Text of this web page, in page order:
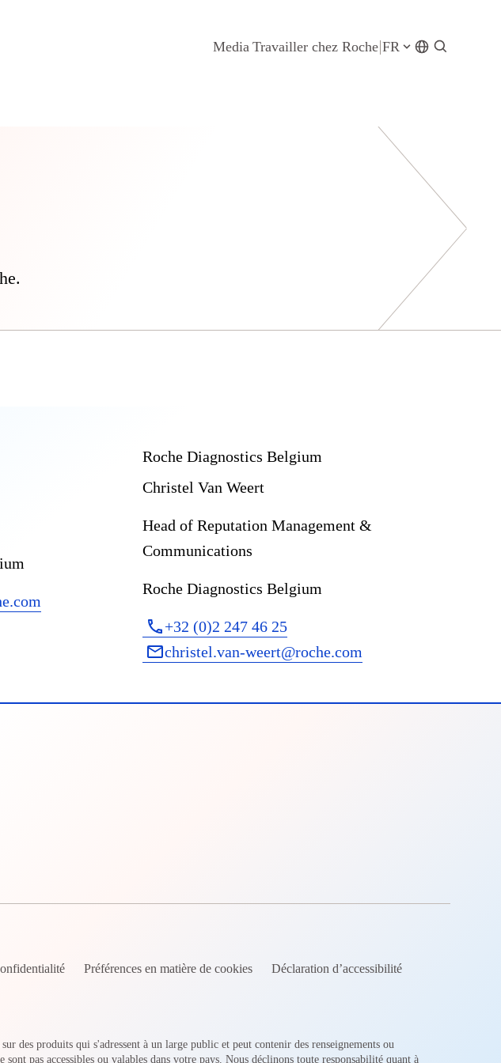
Media Travailler chez Roche FR
Roche Diagnostics Belgium
Christel Van Weert
Head of Reputation Management &
Communications
Roche Diagnostics Belgium
+32 (0)2 247 46 25
christel.van-weert@roche.com
Préférences en matière de cookies Déclaration d’accessibilité
des produits qui s'adressent à un large public et peut contenir des renseignements ou
pas accessibles ou valables dans votre pays. Nous déclinons toute responsabilité quant à